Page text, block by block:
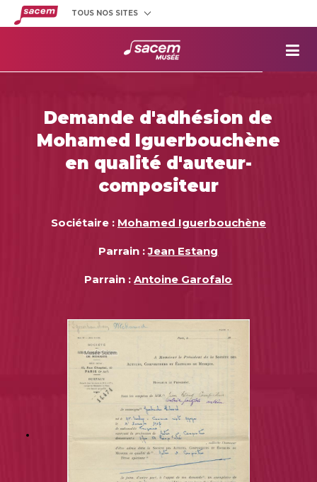
TOUS NOS SITES
Demande d'adhésion de
Mohamed Iguerbouchène
en qualité d'auteur-
compositeur
Sociétaire : Mohamed Iguerbouchène
Parrain : Jean Estang
Parrain : Antoine Garofalo